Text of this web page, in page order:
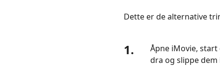
Dette er de alternative
1.
Åpne iMovie,
dra og slippe